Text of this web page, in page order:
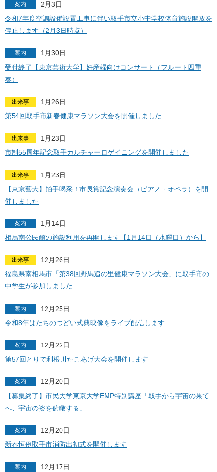
案内
2月3日
令和7年度空調設備設置工事に伴い取手市立小中学校体育施設開放を
停止します（2月3日時点）
案内
1月30日
受付終了【東京芸術大学】妊産婦向けコンサート（フルート四重
奏）
出来事
1月26日
第54回取手市新春健康マラソン大会を開催しました
出来事
1月23日
市制55周年記念取手カルチャーロゲイニングを開催しました
出来事
1月23日
【東京藝大】拍手喝采！市長賞記念演奏会（ピアノ・オペラ）を開
催しました
案内
1月14日
相馬南公民館の施設利用を再開します【1月14日（水曜日）から】
出来事
12月26日
福島県南相馬市「第38回野馬追の里健康マラソン大会」に取手市の
中学生が参加しました
案内
12月25日
令和8年はたちのつどい式典映像をライブ配信します
案内
12月22日
第57回とりで利根川たこあげ大会を開催します
案内
12月20日
【募集終了】市民大学東京大学EMP特別講座「取手から宇宙の果て
へ、宇宙の姿を俯瞰する」
案内
12月20日
新春恒例取手市消防出初式を開催します
案内 12月17日